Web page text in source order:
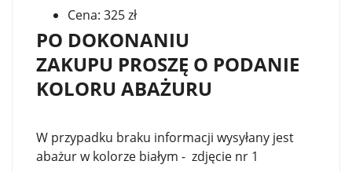
Cena: 325 zł
PO DOKONANIU
ZAKUPU PROSZĘ O PODANIE
KOLORU ABAŻURU
W przypadku braku informacji wysyłany jest
abażur w kolorze białym - zdjęcie nr 1